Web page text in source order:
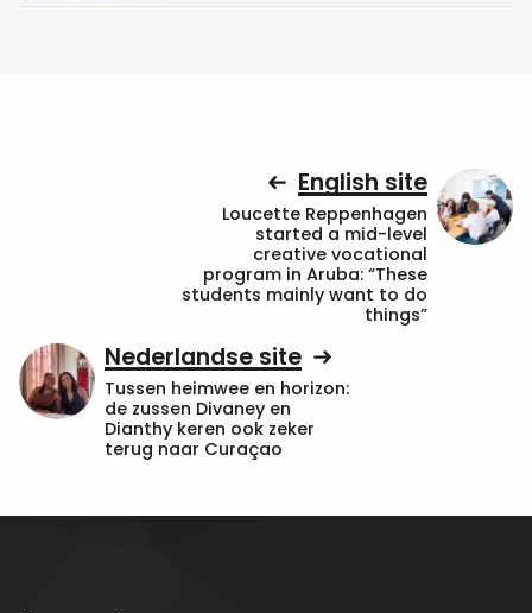
English site
Loucette Reppenhagen
started a mid-level
creative vocational
program in Aruba: “These
students mainly want to do
things”
Nederlandse site
Tussen heimwee en horizon:
de zussen Divaney en
Dianthy keren ook zeker
terug naar Curaçao